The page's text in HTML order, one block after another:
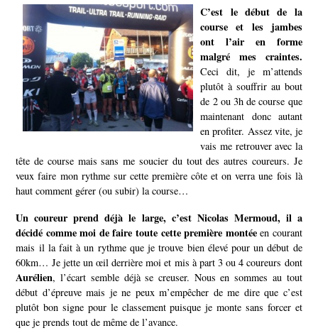
C’est le début de la
course et les jambes
ont l’air en forme
malgré mes craintes.
Ceci dit, je m’attends
plutôt à souffrir au bout
de 2 ou 3h de course que
maintenant donc autant
en profiter. Assez vite, je
vais me retrouver avec la
tête de course mais sans me soucier du tout des autres coureurs. Je
veux faire mon rythme sur cette première côte et on verra une fois là
haut comment gérer (ou subir) la course…
Un coureur prend déjà le large, c’est Nicolas Mermoud, il a
décidé comme moi de faire toute cette première montéeen courant
mais il la fait à un rythme que je trouve bien élevé pour un début de
60km… Je jette un œil derrière moi et mis à part 3 ou 4 coureurs dont
Aurélien, l’écart semble déjà se creuser. Nous en sommes au tout
début d’épreuve mais je ne peux m’empêcher de me dire que c’est
plutôt bon signe pour le classement puisque je monte sans forcer et
que je prends tout de même de l’avance.